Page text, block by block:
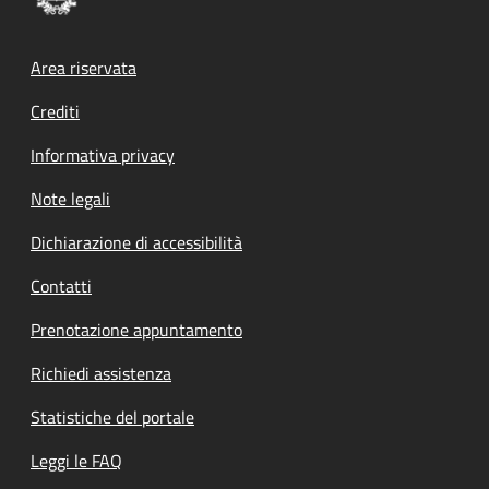
Footer menu
Area riservata
Crediti
Informativa privacy
Note legali
Dichiarazione di accessibilità
Contatti
Prenotazione appuntamento
Richiedi assistenza
Statistiche del portale
Leggi le FAQ